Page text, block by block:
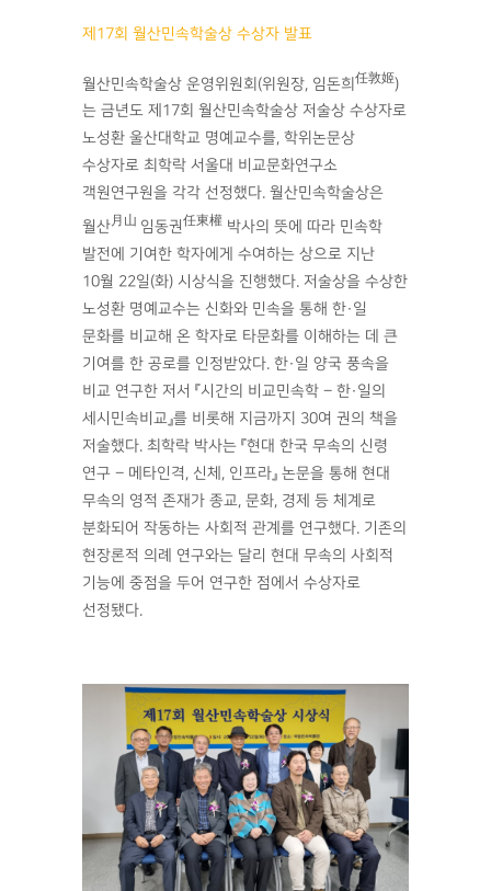
제17회 월산민속학술상 수상자 발표
월산민속학술상 운영위원회(위원장, 임돈희 任敦姬)
는 금년도 제17회 월산민속학술상 저술상 수상자로
노성환 울산대학교 명예교수를, 학위논문상
수상자로 최학락 서울대 비교문화연구소
객원연구원을 각각 선정했다. 월산민속학술상은
월산月山 임동권任東權 박사의 뜻에 따라 민속학
발전에 기여한 학자에게 수여하는 상으로 지난
10월 22일(화) 시상식을 진행했다. 저술상을 수상한
노성환 명예교수는 신화와 민속을 통해 한·일
문화를 비교해 온 학자로 타문화를 이해하는 데 큰
기여를 한 공로를 인정받았다. 한·일 양국 풍속을
비교 연구한 저서 『시간의 비교민속학 – 한·일의
세시민속비교』를 비롯해 지금까지 30여 권의 책을
저술했다. 최학락 박사는 『현대 한국 무속의 신령
연구 – 메타인격, 신체, 인프라』 논문을 통해 현대
무속의 영적 존재가 종교, 문화, 경제 등 체계로
분화되어 작동하는 사회적 관계를 연구했다. 기존의
현장론적 의례 연구와는 달리 현대 무속의 사회적
기능에 중점을 두어 연구한 점에서 수상자로
선정됐다.